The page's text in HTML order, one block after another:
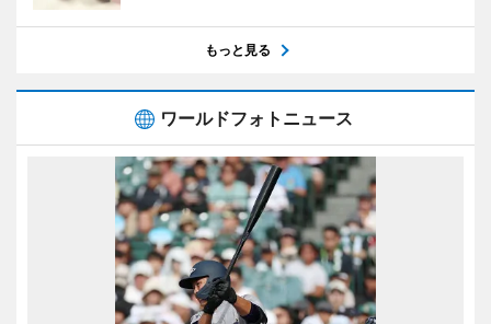
もっと見る
ワールドフォトニュース